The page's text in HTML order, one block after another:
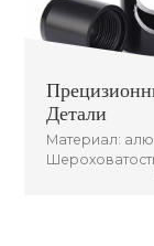
Детали
Материал: